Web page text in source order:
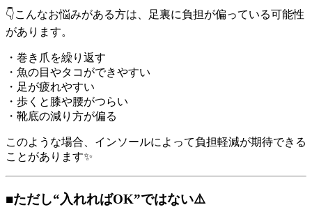
👇こんなお悩みがある方は、足裏に負担が偏っている可能性
があります。
・巻き爪を繰り返す
・魚の目やタコができやすい
・足が疲れやすい
・歩くと膝や腰がつらい
・靴底の減り方が偏る
このような場合、インソールによって負担軽減が期待できる
ことがあります✨
■ただし“入れればOK”ではない⚠️